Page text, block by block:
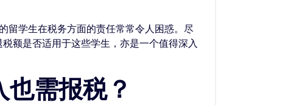
留学生在税务方面的责任常常令人困惑。尽
额是否适用于这些学生，亦是一个值得深入
需报税？